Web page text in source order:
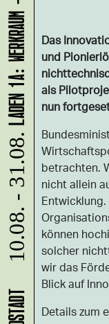
Das
und
als
nun
betrachten.
nicht allein
können
solcher
wir das
Blick auf
Details zum
10.08. - 31.08.